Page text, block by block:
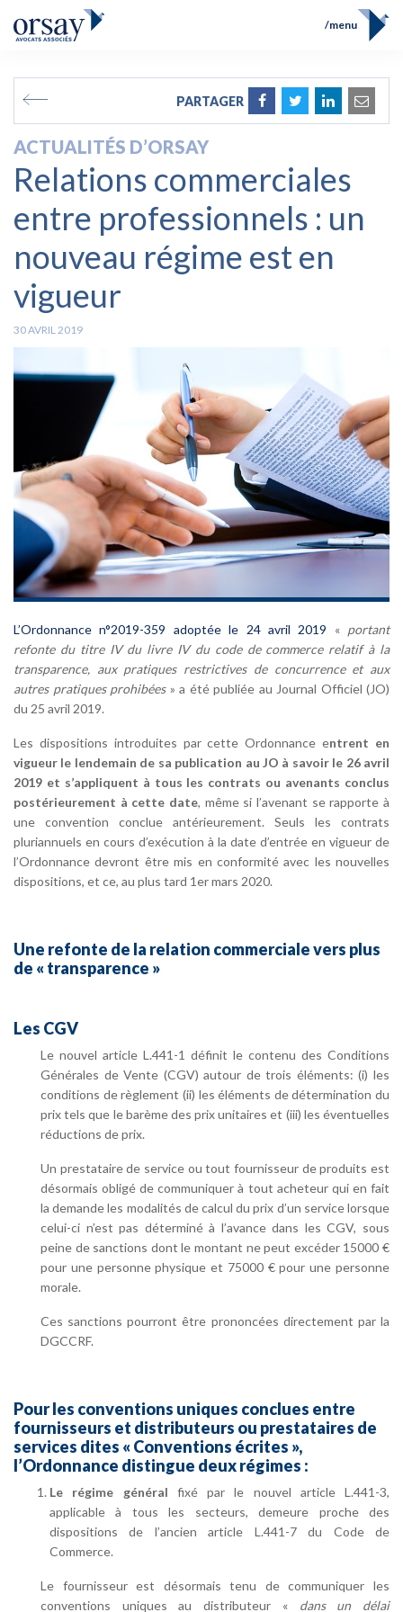
FR
menu
Compétences
Prix et Distinctions
Opérations
Actualités
Contact
PARTAGER
ACTUALITÉS D’ORSAY
Relations commerciales
entre professionnels : un
nouveau régime est en
vigueur
30 AVRIL 2019
L’Ordonnance n°2019-359 adoptée le 24 avril 2019 « portant
refonte du titre IV du livre IV du code de commerce relatif à la
transparence, aux pratiques restrictives de concurrence et aux
autres pratiques prohibées» a été publiée au Journal Officiel (JO)
du 25 avril 2019.
Les dispositions introduites par cette Ordonnance entrent en
vigueur le lendemain de sa publication au JO à savoir le 26 avril
2019 et s’appliquent à tous les contrats ou avenants conclus
postérieurement à cette date, même si l’avenant se rapporte à
une convention conclue antérieurement. Seuls les contrats
pluriannuels en cours d’exécution à la date d’entrée en vigueur de
l’Ordonnance devront être mis en conformité avec les nouvelles
dispositions, et ce, au plus tard 1er mars 2020.
Une refonte de la relation commerciale vers plus
de « transparence »
Les CGV
Le nouvel article L.441-1 définit le contenu des Conditions
Générales de Vente (CGV) autour de trois éléments: (i) les
conditions de règlement (ii) les éléments de détermination du
prix tels que le barème des prix unitaires et (iii) les éventuelles
réductions de prix.
Un prestataire de service ou tout fournisseur de produits est
désormais obligé de communiquer à tout acheteur qui en fait
la demande les modalités de calcul du prix d’un service lorsque
celui-ci n’est pas déterminé à l’avance dans les CGV, sous
peine de sanctions dont le montant ne peut excéder 15000 €
pour une personne physique et 75000 € pour une personne
morale.
Ces sanctions pourront être prononcées directement par la
DGCCRF.
Pour les conventions uniques conclues entre
fournisseurs et distributeurs ou prestataires de
services dites « Conventions écrites »,
l’Ordonnance distingue deux régimes :
Le régime général fixé par le nouvel article L.441-3,
applicable à tous les secteurs, demeure proche des
dispositions de l’ancien article L.441-7 du Code de
Commerce.
Le fournisseur est désormais tenu de communiquer les
conventions uniques au distributeur « dans un délai